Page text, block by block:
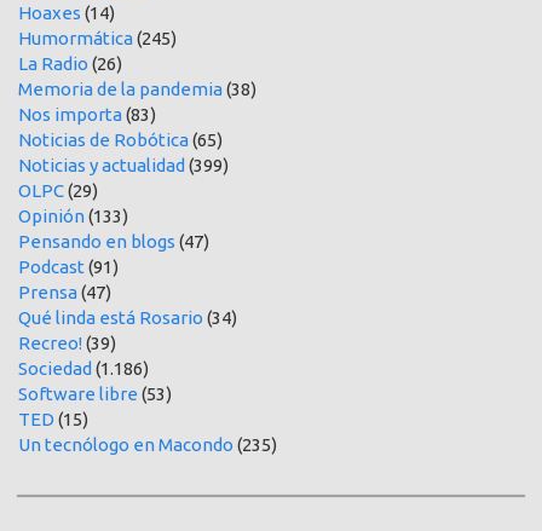
Hoaxes (14)
Humormática(245)
La Radio (26)
Memoria de la pandemia(38)
Nos importa(83)
Noticias de Robótica(65)
Noticias y actualidad (399)
OLPC(29)
Opinión(133)
Pensando en blogs (47)
Podcast (91)
Prensa(47)
Qué linda está Rosario (34)
Recreo!(39)
Sociedad (1.186)
Software libre (53)
TED (15)
Un tecnólogo en Macondo (235)